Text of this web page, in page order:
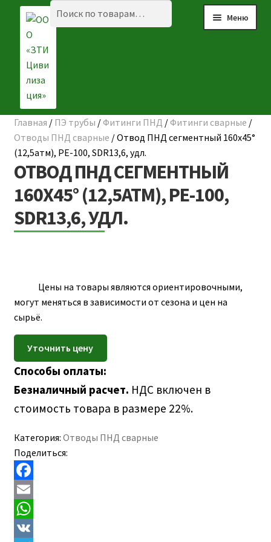
Перейти
навигации
Перейти
содержимому
Искать:
Поиск
Меню
☰ КАТАЛОГ
ГЛАВНАЯ
О КОМПАНИИ
НАШИ ОБЪЕКТЫ
КОНТАКТЫ
Главная / ПЭ трубы /Фитинги ПНД /Фитинги сварные /
Отводы ПНД сварные /Отвод ПНД сегментный 160х45°
(12,5атм), РЕ-100, SDR13,6, удл.
ОТВОД ПНД СЕГМЕНТНЫЙ
160Х45° (12,5АТМ), РЕ-100,
SDR13,6, УДЛ.
Цены на товары являются ориентировочными,
могут меняться в зависимости от сезона и цен на
сырьё.
Способы оплаты:
Безналичный расчет. НДС включен в
стоимость товара в размере 22%.
Категория: Отводы ПНД сварные
Поделиться:
F
a
c
E
m
W